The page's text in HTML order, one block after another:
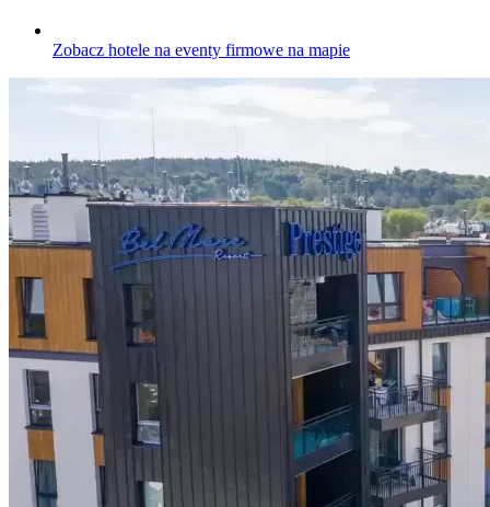
Zobacz hotele na eventy firmowe na mapie